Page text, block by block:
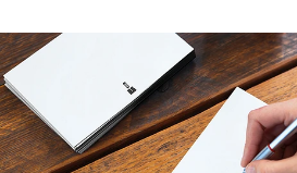
FacebookLinkedInTwitter